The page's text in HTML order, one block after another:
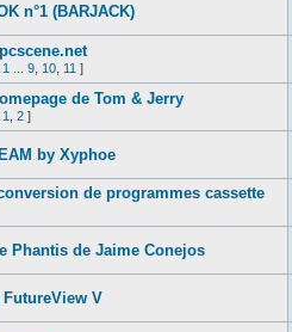
n°1 (BARJACK)
1 9 10 11 ]
de Tom & Jerry
1 2 ]
by Xyphoe
de programmes cassette
Phantis de Jaime Conejos
FutureView V